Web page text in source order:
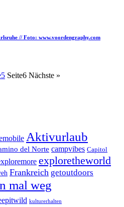
// Foto: www.voordengraphy.com
5 Seite6 Nächste »
Aktivurlaub
del Norte campvibes Capitol
exploretheworld
Frankreich getoutdoors
mal weg
kulturerhalten